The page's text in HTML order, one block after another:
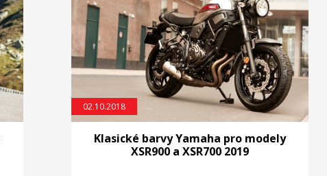
02.10.2018
Klasické barvy Yamaha pro modely
XSR900 a XSR700 2019